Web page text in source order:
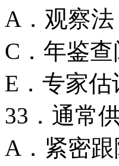
A．
C．
E．专家估
33．通常
A．